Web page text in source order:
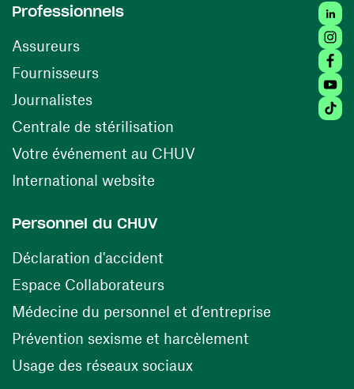
Professionnels
Assureurs
Fournisseurs(ouvre une nouvelle fenêtre)
Journalistes
Centrale de stérilisation (ouvre une nouvelle
Votre événement au CHUV(ouvre une nouvelle
International website
Personnel du CHUV
Déclaration d'accident
Espace Collaborateurs(ouvre une nouvelle fenêtre)
Médecine du personnel et d’entreprise
Prévention sexisme et harcèlement
Usage des réseaux sociaux(ouvre une nouvelle